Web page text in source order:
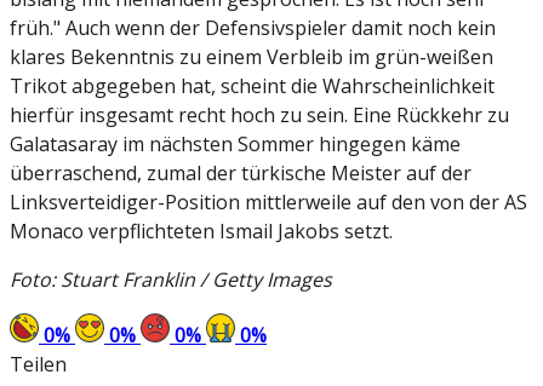
früh." Auch wenn der Defensivspieler damit noch kein
klares Bekenntnis zu einem Verbleib im grün-weißen
Trikot abgegeben hat, scheint die Wahrscheinlichkeit
hierfür insgesamt recht hoch zu sein. Eine Rückkehr zu
Galatasaray im nächsten Sommer hingegen käme
überraschend, zumal der türkische Meister auf der
Linksverteidiger-Position mittlerweile auf den von der AS
Monaco verpflichteten Ismail Jakobs setzt.
Foto: Stuart Franklin / Getty Images
0% 0% 0% 0%
Teilen